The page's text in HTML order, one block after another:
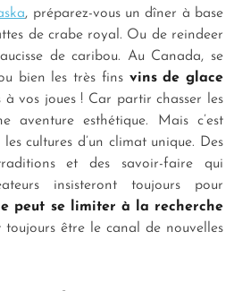
, préparez-vous un dîner à base
de crabe royal. Ou de reindeer
de caribou. Au Canada, se
bien les très fins vins de glace
à vos joues ! Car partir chasser les
aventure esthétique. Mais c’est
cultures d’un climat unique. Des
et des savoir-faire qui
insisteront toujours pour
peut se limiter à la recherche
être le canal de nouvelles